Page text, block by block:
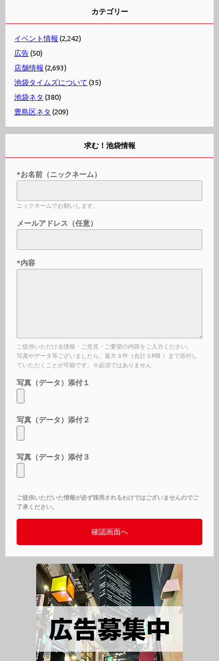
カテゴリー
イベント情報 (2,242)
広告(50)
店舗情報 (2,693)
池袋タイムズについて (35)
池袋ネタ (380)
豊島区ネタ (209)
求む！池袋情報
*お名前（ニックネーム）
ニックネームでお願いします。
メールアドレス（任意）
*内容
ご提供いただける情報・ご意見・ご要望の内容をご入力ください。
写真やデータ等ございましたら、最大３件（合計３MB ）まで添付し
ていただくことが可能です。※必須ではありません
写真（データ）添付１
写真（データ）添付２
写真（データ）添付３
ご提供いただいた情報が必ず採用されるわけではございませんのでご
了承ください。